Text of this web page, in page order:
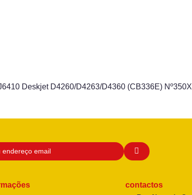
Deskjet D4260/D4263/D4360 (CB336E)
contactos